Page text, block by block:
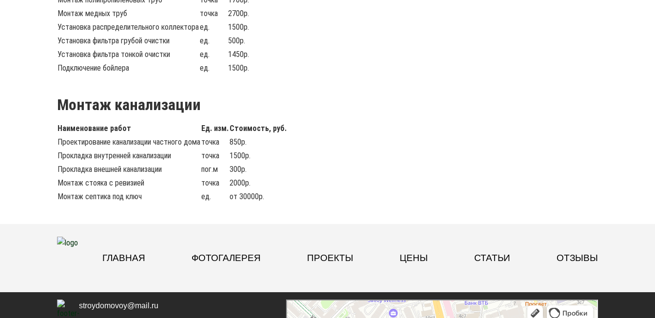
Монтаж медных труб
точка
2700р.
Установка распределительного коллектораед.
1500р.
Установка фильтра грубой очистки
ед.
500р.
Установка фильтра тонкой очистки
ед.
1450р.
Подключение бойлера
ед. 1500р.
Монтаж канализации
Наименование работ Ед. изм.Стоимость, руб.
Проектирование канализации частного доматочка
850р.
Прокладка внутренней канализации
точка
1500р.
Прокладка внешней канализации
пог.м
300р.
Монтаж стояка с ревизией
точка
2000р.
Монтаж септика под ключ
ед. от 30000р.
ГЛАВНАЯ ФОТОГАЛЕРЕЯ ПРОЕКТЫ ЦЕНЫ СТАТЬИ ОТЗЫВЫ
stroydomovoy@mail.ru
Москва
Долгоруковская улица, 7 — Яндекс.Карты